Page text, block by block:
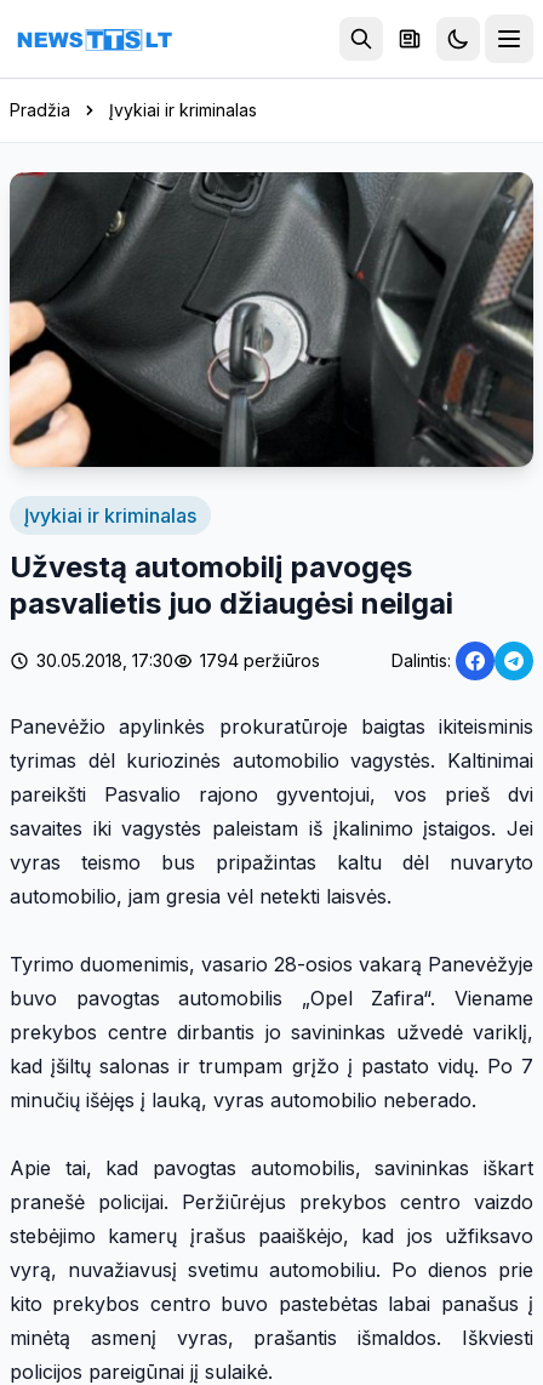
Eiti į turinį
Pradžia Įvykiai ir kriminalas
Įvykiai ir kriminalas
Užvestą automobilį pavogęs
pasvalietis juo džiaugėsi neilgai
30.05.2018, 17:30 1794 peržiūros Dalintis:
Panevėžio apylinkės prokuratūroje baigtas ikiteisminis
tyrimas dėl kuriozinės automobilio vagystės. Kaltinimai
pareikšti Pasvalio rajono gyventojui, vos prieš dvi
savaites iki vagystės paleistam iš įkalinimo įstaigos. Jei
vyras teismo bus pripažintas kaltu dėl nuvaryto
automobilio, jam gresia vėl netekti laisvės.
Tyrimo duomenimis, vasario 28-osios vakarą Panevėžyje
buvo pavogtas automobilis „Opel Zafira“. Viename
prekybos centre dirbantis jo savininkas užvedė variklį,
kad įšiltų salonas ir trumpam grįžo į pastato vidų. Po 7
minučių išėjęs į lauką, vyras automobilio neberado.
Apie tai, kad pavogtas automobilis, savininkas iškart
pranešė policijai. Peržiūrėjus prekybos centro vaizdo
stebėjimo kamerų įrašus paaiškėjo, kad jos užfiksavo
vyrą, nuvažiavusį svetimu automobiliu. Po dienos prie
kito prekybos centro buvo pastebėtas labai panašus į
minėtą asmenį vyras, prašantis išmaldos. Iškviesti
policijos pareigūnai jį sulaikė.